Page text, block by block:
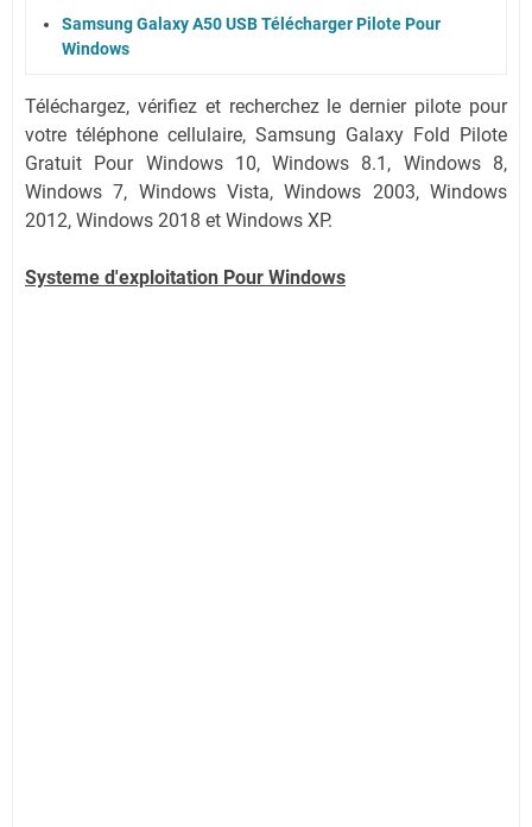
Samsung Galaxy A50 USB Télécharger Pilote Pour
Windows
Téléchargez, vérifiez et recherchez le dernier pilote pour
votre téléphone cellulaire, Samsung Galaxy Fold Pilote
Gratuit Pour Windows 10, Windows 8.1, Windows 8,
Windows 7, Windows Vista, Windows 2003, Windows
2012, Windows 2018 et Windows XP.
Systeme d'exploitation Pour Windows